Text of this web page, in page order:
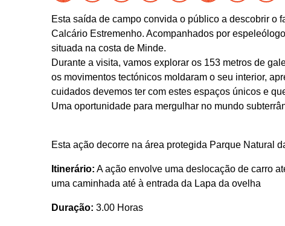
Esta saída de campo convida o público a descobrir o
Calcário Estremenho. Acompanhados por
situada na costa de Minde.
Durante a visita, vamos explorar os 153 metros de
os movimentos tectónicos moldaram o seu interior,
cuidados devemos ter com estes espaços únicos e
Uma oportunidade para mergulhar no mundo
Esta ação decorre na área protegida Parque Natural
Itinerário: A ação envolve uma deslocação de carro
uma caminhada até à entrada da Lapa da ovelha
Duração: 3.00 Horas